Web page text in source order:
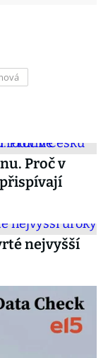
Proč v
nejvyšší